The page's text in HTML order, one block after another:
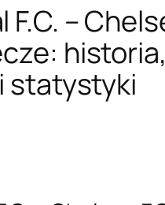
F.C. –
historia,
statystyki